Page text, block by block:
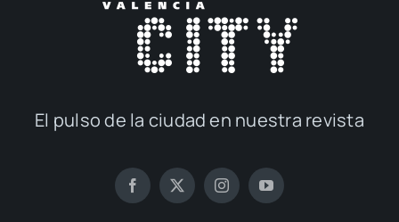
El pul­so de la ciu­dad en nues­tra revis­ta